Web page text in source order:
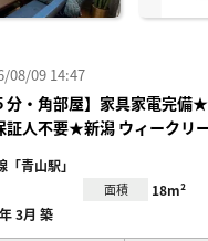
08/09 14:47
分・角部屋】家具家電完
証人不要★新潟 ウィークリ
「青山駅」
面積 18m²
3月 築